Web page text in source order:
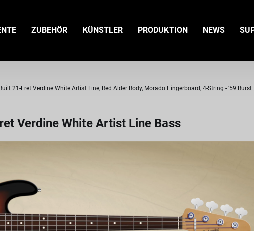
ZUBEHÖR KÜNSTLER PRODUKTION NEWS
21-Fret Verdine White Artist Line, Red Alder Body, Morado Fingerboard, 4-String - '59
Verdine White Artist Line Bass